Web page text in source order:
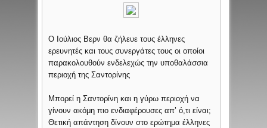
Ο Ιούλιος Βερν θα ζήλευε τους έλληνες
ερευνητές και τους συνεργάτες τους οι οποίοι
παρακολουθούν ενδελεχώς την υποθαλάσσια
περιοχή της Σαντορίνης
Μπορεί η Σαντορίνη και η γύρω περιοχή να
γίνουν ακόμη πιο ενδιαφέρουσες απ’ ό,τι είναι;
Θετική απάντηση δίνουν στο ερώτημα έλληνες